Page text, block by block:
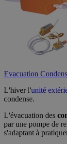
Evacuation
L'hiver l'unité
condense.
L'évacuation des
par une pompe de
s'adaptant à